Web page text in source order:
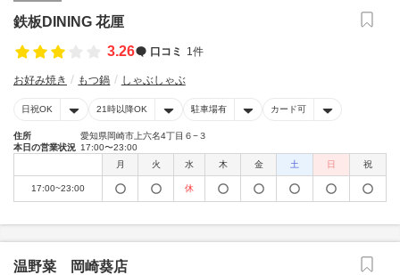
鉄板DINING 花厘
3.26
口コミ 1件
お好み焼き もつ鍋 しゃぶしゃぶ
日祝OK 21時以降OK 駐車場有 カード可
住所
愛知県岡崎市上六名4丁目６−３
本日の営業状況 17:00〜23:00
月
火 水 木 金 土 日 祝
17:00~23:00 休
温野菜 岡崎葵店